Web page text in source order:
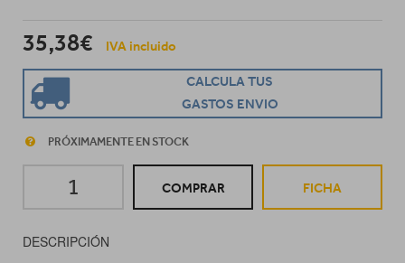
35,38€ IVA incluido
CALCULA TUS
GASTOS ENVIO
PRÓXIMAMENTE EN STOCK
COMPRAR FICHA
DESCRIPCIÓN